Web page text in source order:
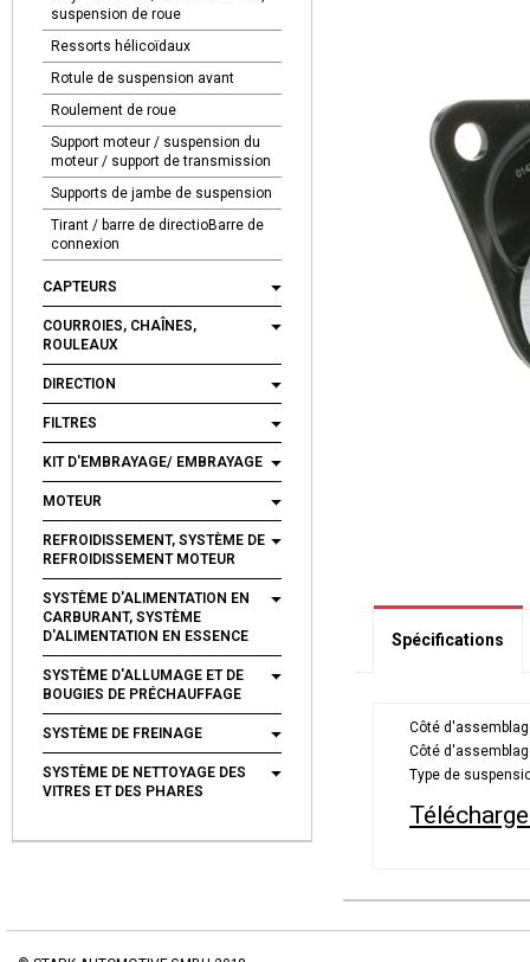
suspension de roue
Ressorts hélicoïdaux
Rotule de suspension avant
Roulement de roue
Support moteur / suspension du
moteur / support de transmission
Supports de jambe de suspension
Tirant / barre de directioBarre de
connexion
CAPTEURS
COURROIES, CHAÎNES,
ROULEAUX
DIRECTION
FILTRES
KIT D'EMBRAYAGE/ EMBRAYAGE
MOTEUR
REFROIDISSEMENT, SYSTÈME DE
REFROIDISSEMENT MOTEUR
SYSTÈME D'ALIMENTATION EN
CARBURANT, SYSTÈME
D'ALIMENTATION EN ESSENCE
SYSTÈME D'ALLUMAGE ET DE
BOUGIES DE PRÉCHAUFFAGE
SYSTÈME DE FREINAGE
SYSTÈME DE NETTOYAGE DES
VITRES ET DES PHARES
Spécifications
Côté
Côté
Type de